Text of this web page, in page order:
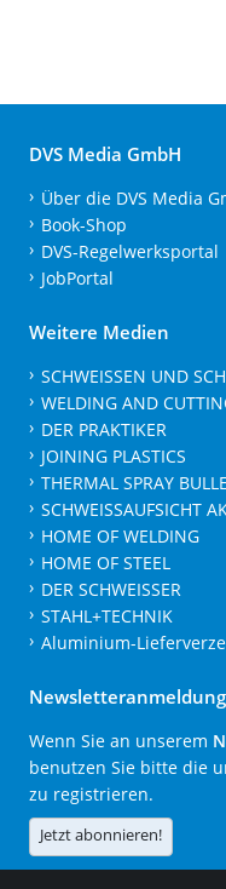
DVS Media GmbH
Über die DVS Media
Book-Shop
DVS-Regelwerksportal
JobPortal
Weitere Medien
SCHWEISSEN UND
WELDING AND
DER PRAKTIKER
JOINING PLASTICS
THERMAL SPRAY
SCHWEISSAUFSICHT
HOME OF WELDING
HOME OF STEEL
DER SCHWEISSER
STAHL+TECHNIK
Aluminium-
Newsletteranmeldung
Wenn Sie an unserem
benutzen Sie bitte die
zu registrieren.
Jetzt abonnieren!